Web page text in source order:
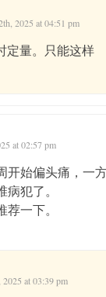
2025 at 04:51 pm
定量。只能这样
at 02:57 pm
开始偏头痛，一
犯了。
一下。
at 03:39 pm